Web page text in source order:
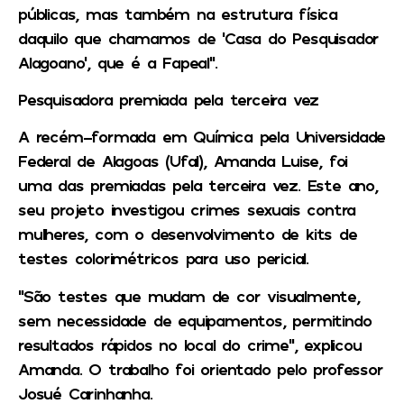
públicas, mas também na estrutura física
daquilo que chamamos de ‘Casa do Pesquisador
Alagoano’, que é a Fapeal”.
Pesquisadora premiada pela terceira vez
A recém-formada em Química pela Universidade
Federal de Alagoas (Ufal), Amanda Luise, foi
uma das premiadas pela terceira vez. Este ano,
seu projeto investigou crimes sexuais contra
mulheres, com o desenvolvimento de kits de
testes colorimétricos para uso pericial.
“São testes que mudam de cor visualmente,
sem necessidade de equipamentos, permitindo
resultados rápidos no local do crime”, explicou
Amanda. O trabalho foi orientado pelo professor
Josué Carinhanha.